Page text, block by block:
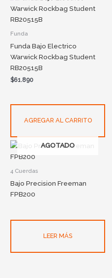
Funda
Funda Bajo Electrico
Warwick Rockbag Student
RB20515B
$61.890
AGREGAR AL CARRITO
AGOTADO
4 Cuerdas
Bajo Precision Freeman
FPB200
LEER MÁS